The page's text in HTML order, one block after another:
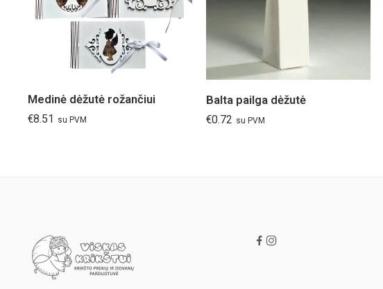
Medinė dėžutė rožančiui
€8.51 su PVM
Dėžutė nr.2
Dėžutė nr.3
Dėžutė nr. 4
Balta pailga dėžutė
€0.72 su PVM